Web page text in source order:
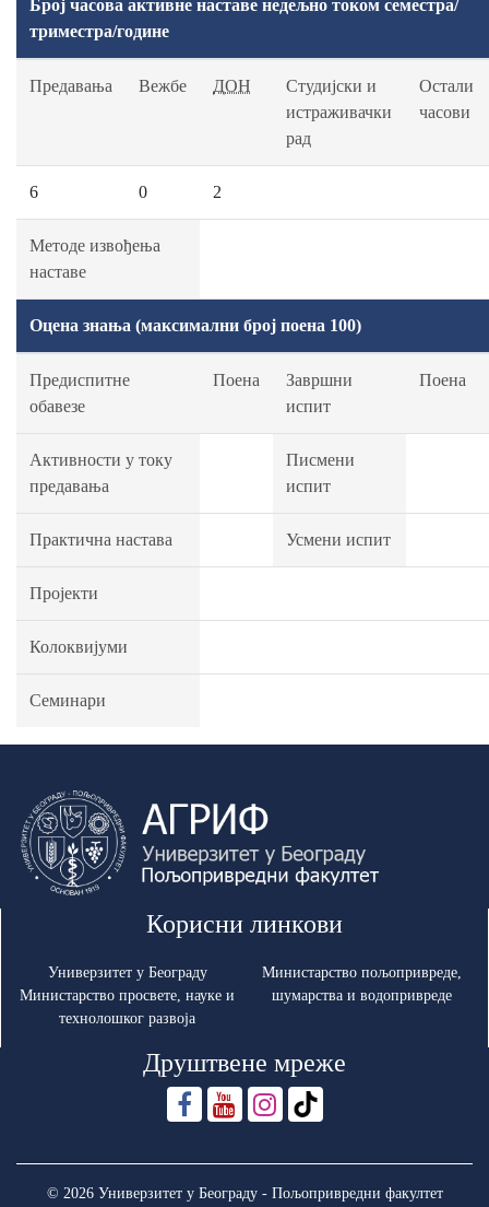
Број часова активне наставе недељно током семестра/
триместра/године
Предавања Вежбе ДОН
Студијски и
истраживачки
рад
Остали
часови
6 0 2
Методе извођења
наставе
Оцена знања (максимални број поена 100)
Предиспитне
обавезе
Поена
Завршни
испит
Поена
Активности у току
предавања
Писмени
испит
Практична настава Усмени испит
Пројекти
Колоквијуми
Семинари
Корисни линкови
Универзитет у Београду
Министарство просвете, науке и
технолошког развоја
Министарство пољопривреде,
шумарства и водопривреде
Друштвене мреже
© 2026 Универзитет у Београду - Пољопривредни факултет